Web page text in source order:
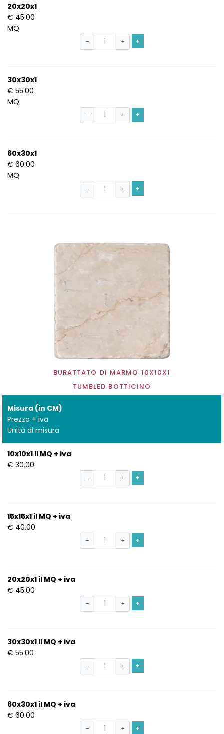
20x20x1
€ 45.00
MQ
− + +
30x30x1
€ 55.00
MQ
− + +
60x30x1
€ 60.00
MQ
− + +
BURATTATO DI MARMO 10X10X1
TUMBLED BOTTICINO
Misura (in CM)
Prezzo + iva
Unità di misura
10x10x1 il MQ + iva
€ 30.00
− + +
15x15x1 il MQ + iva
€ 40.00
− + +
20x20x1 il MQ + iva
€ 45.00
− + +
30x30x1 il MQ + iva
€ 55.00
− + +
60x30x1 il MQ + iva
€ 60.00
− + +